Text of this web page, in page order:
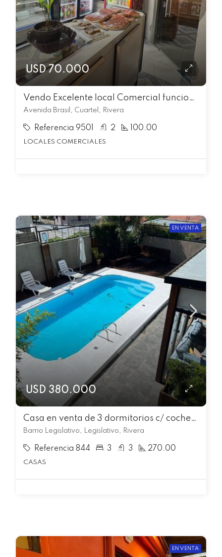
USD 70.000
Vendo Excelente local Comercial funcionando como Panadería
Avenida Brasil, Cuartel, Rivera
Referencia 9501 2 100.00
LOCALES COMERCIALES
EN VENTA
USD 380.000
Casa en venta de 3 dormitorios c/ cochera en Legislativo
Barrio Legislativo, Legislativo, Rivera
Referencia 844 3 3 270.00
CASAS
EN VENTA